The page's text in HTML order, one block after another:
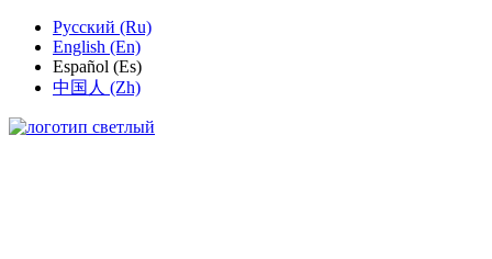
Русский (Ru)
English (En)
Español (Es)
中国人 (Zh)